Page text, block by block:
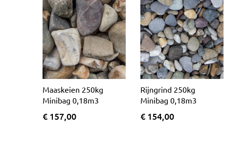
Maaskeien 250kg
Minibag 0,18m3
€ 157,00
Rijngrind 250kg
Minibag 0,18m3
€ 154,00